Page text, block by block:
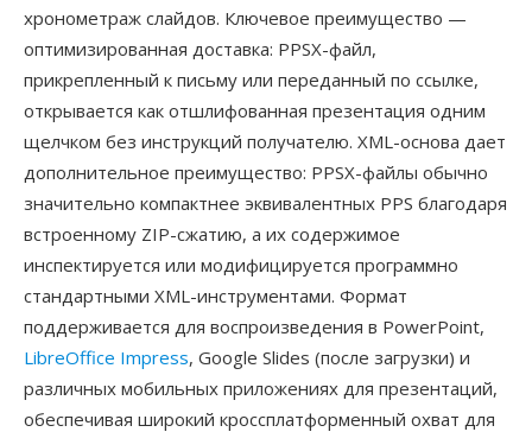
хронометраж слайдов. Ключевое преимущество —
оптимизированная доставка: PPSX-файл,
прикрепленный к письму или переданный по ссылке,
открывается как отшлифованная презентация одним
щелчком без инструкций получателю. XML-основа дает
дополнительное преимущество: PPSX-файлы обычно
значительно компактнее эквивалентных PPS благодаря
встроенному ZIP-сжатию, а их содержимое
инспектируется или модифицируется программно
стандартными XML-инструментами. Формат
поддерживается для воспроизведения в PowerPoint,
LibreOffice Impress, Google Slides (после загрузки) и
различных мобильных приложениях для презентаций,
обеспечивая широкий кроссплатформенный охват для